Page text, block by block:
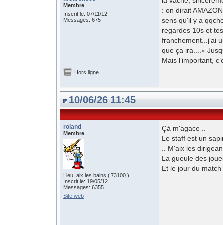
Membre
Inscrit le: 07/11/12
Messages: 675
: on dirait
sens qu'il y a
regardes 10s et
franchement...j'ai
que ça ira....«
Mais l’important,
Hors ligne
10/06/26 11:45
roland
Membre
Lieu: aix les bains ( 73100 )
Inscrit le: 19/05/12
Messages: 6355
Site web
Çà m'agace ..
Le staff est un
.. M'aix les
La gueule des
Et le jour du